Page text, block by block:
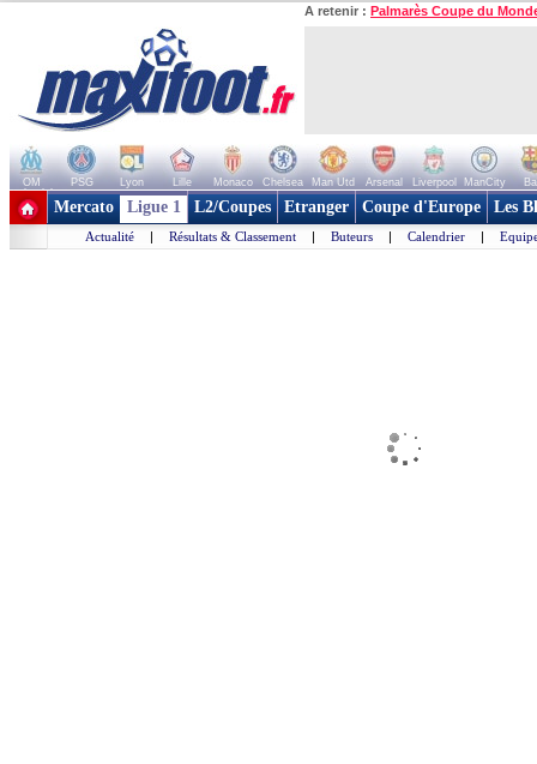
A retenir : Palmarès Coupe du
OM PSG Lyon Lille Monaco Chelsea Man Utd Arsenal Liverpool ManCity
+ de clubs
Mercato Ligue 1 L2/Coupes Etranger Coupe d'Europe Les
Actualité | Résultats & Classement | Buteurs | Calendrier |